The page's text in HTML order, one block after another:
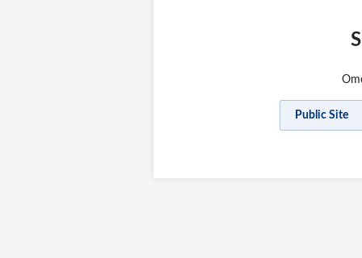
Public Site